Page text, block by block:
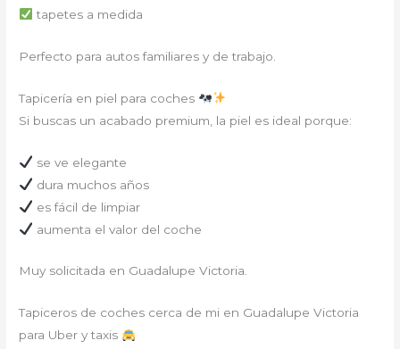
tapetes a medida
Perfecto para autos familiares y de trabajo.
Tapicería en piel para coches
Si buscas un acabado premium, la piel es ideal porque:
se ve elegante
dura muchos años
es fácil de limpiar
aumenta el valor del coche
Muy solicitada en Guadalupe Victoria.
Tapiceros de coches cerca de mi en Guadalupe Victoria
para Uber y taxis